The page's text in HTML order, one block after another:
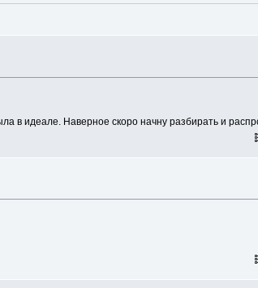
идеале. Наверное скоро начну разбирать и